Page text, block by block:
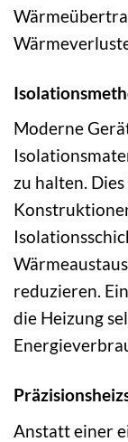
Moderne
zu halten.
reduzieren.
die Heizung
Anstatt einer